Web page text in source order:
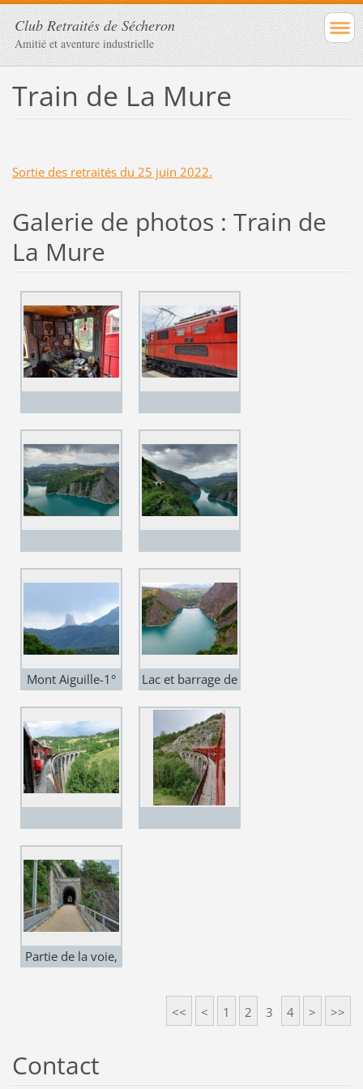
Club Retraités de Sécheron
Amitié et aventure industrielle
Train de La Mure
Sortie des retraités du 25 juin 2022.
Galerie de photos : Train de
La Mure
Mont Aiguille-1°
1492 !!
Lac et barrage de
Partie de la voie,
<<
< 1 2 3 4 > >>
Contact